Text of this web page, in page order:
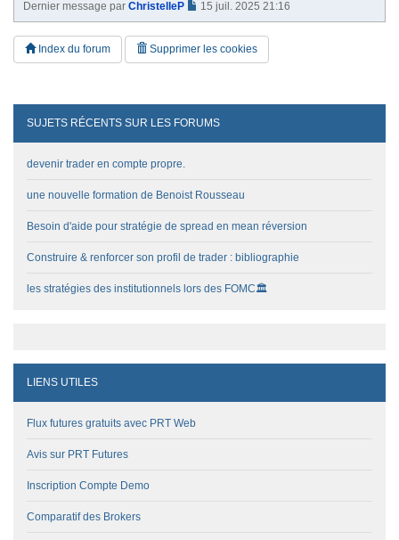
Dernier message par ChristelleP 15 juil. 2025 21:16
Index du forum Supprimer les cookies
SUJETS RÉCENTS SUR LES FORUMS
devenir trader en compte propre.
une nouvelle formation de Benoist Rousseau
Besoin d'aide pour stratégie de spread en mean réversion
Construire & renforcer son profil de trader : bibliographie
les stratégies des institutionnels lors des FOMC🏛️
LIENS UTILES
Flux futures gratuits avec PRT Web
Avis sur PRT Futures
Inscription Compte Demo
Comparatif des Brokers